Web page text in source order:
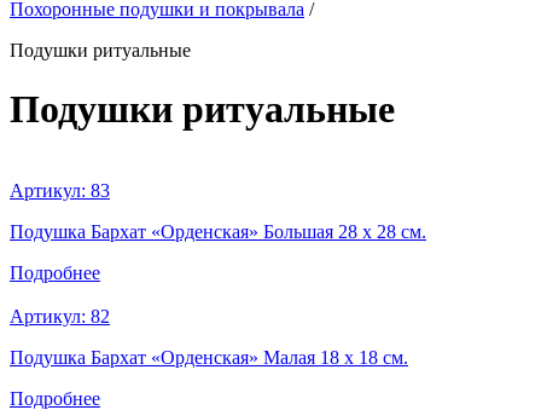
Похоронные подушки и покрывала /
Подушки ритуальные
Подушки ритуальные
Артикул: 83
Подушка Бархат «Орденская» Большая 28 х 28 см.
Подробнее
Артикул: 82
Подушка Бархат «Орденская» Малая 18 х 18 см.
Подробнее